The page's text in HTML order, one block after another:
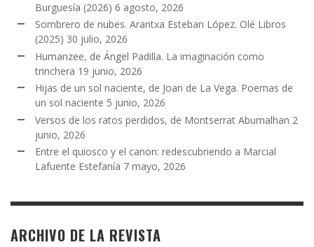
Burguesía (2026) 6 agosto, 2026
Sombrero de nubes. Arantxa Esteban López. Olé Libros
(2025) 30 julio, 2026
Humanzee, de Ángel Padilla. La imaginación como
trinchera 19 junio, 2026
Hijas de un sol naciente, de Joan de La Vega. Poemas de
un sol naciente 5 junio, 2026
Versos de los ratos perdidos, de Montserrat Abumalhan 2
junio, 2026
Entre el quiosco y el canon: redescubriendo a Marcial
Lafuente Estefanía 7 mayo, 2026
ARCHIVO DE LA REVISTA